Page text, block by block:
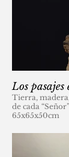
Los
Tierra,
de cada
65x65x50cm